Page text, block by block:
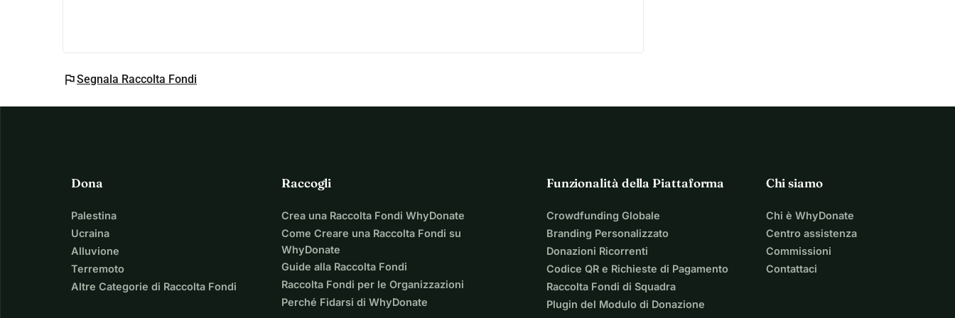
semplicemente creare consapevolezza, ogni contributo conta.
flagSegnala Raccolta Fondi
Dona
Palestina
Ucraina
Alluvione
Terremoto
Altre Categorie di Raccolta Fondi
Raccogli
Crea una Raccolta Fondi WhyDonate
Come Creare una Raccolta Fondi su
WhyDonate
Guide alla Raccolta Fondi
Raccolta Fondi per le Organizzazioni
Perché Fidarsi di WhyDonate
Funzionalità della Piattaforma
Crowdfunding Globale
Branding Personalizzato
Donazioni Ricorrenti
Codice QR e Richieste di Pagamento
Raccolta Fondi di Squadra
Plugin del Modulo di Donazione
Chi siamo
Chi è WhyDonate
Centro assistenza
Commissioni
Contattaci